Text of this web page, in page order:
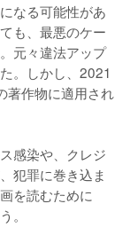
なる可能性があ
も、最悪のケー
元々違法アップ
。しかし、2021
著作物に適用され
感染や、クレジ
犯罪に巻き込ま
を読むために
。